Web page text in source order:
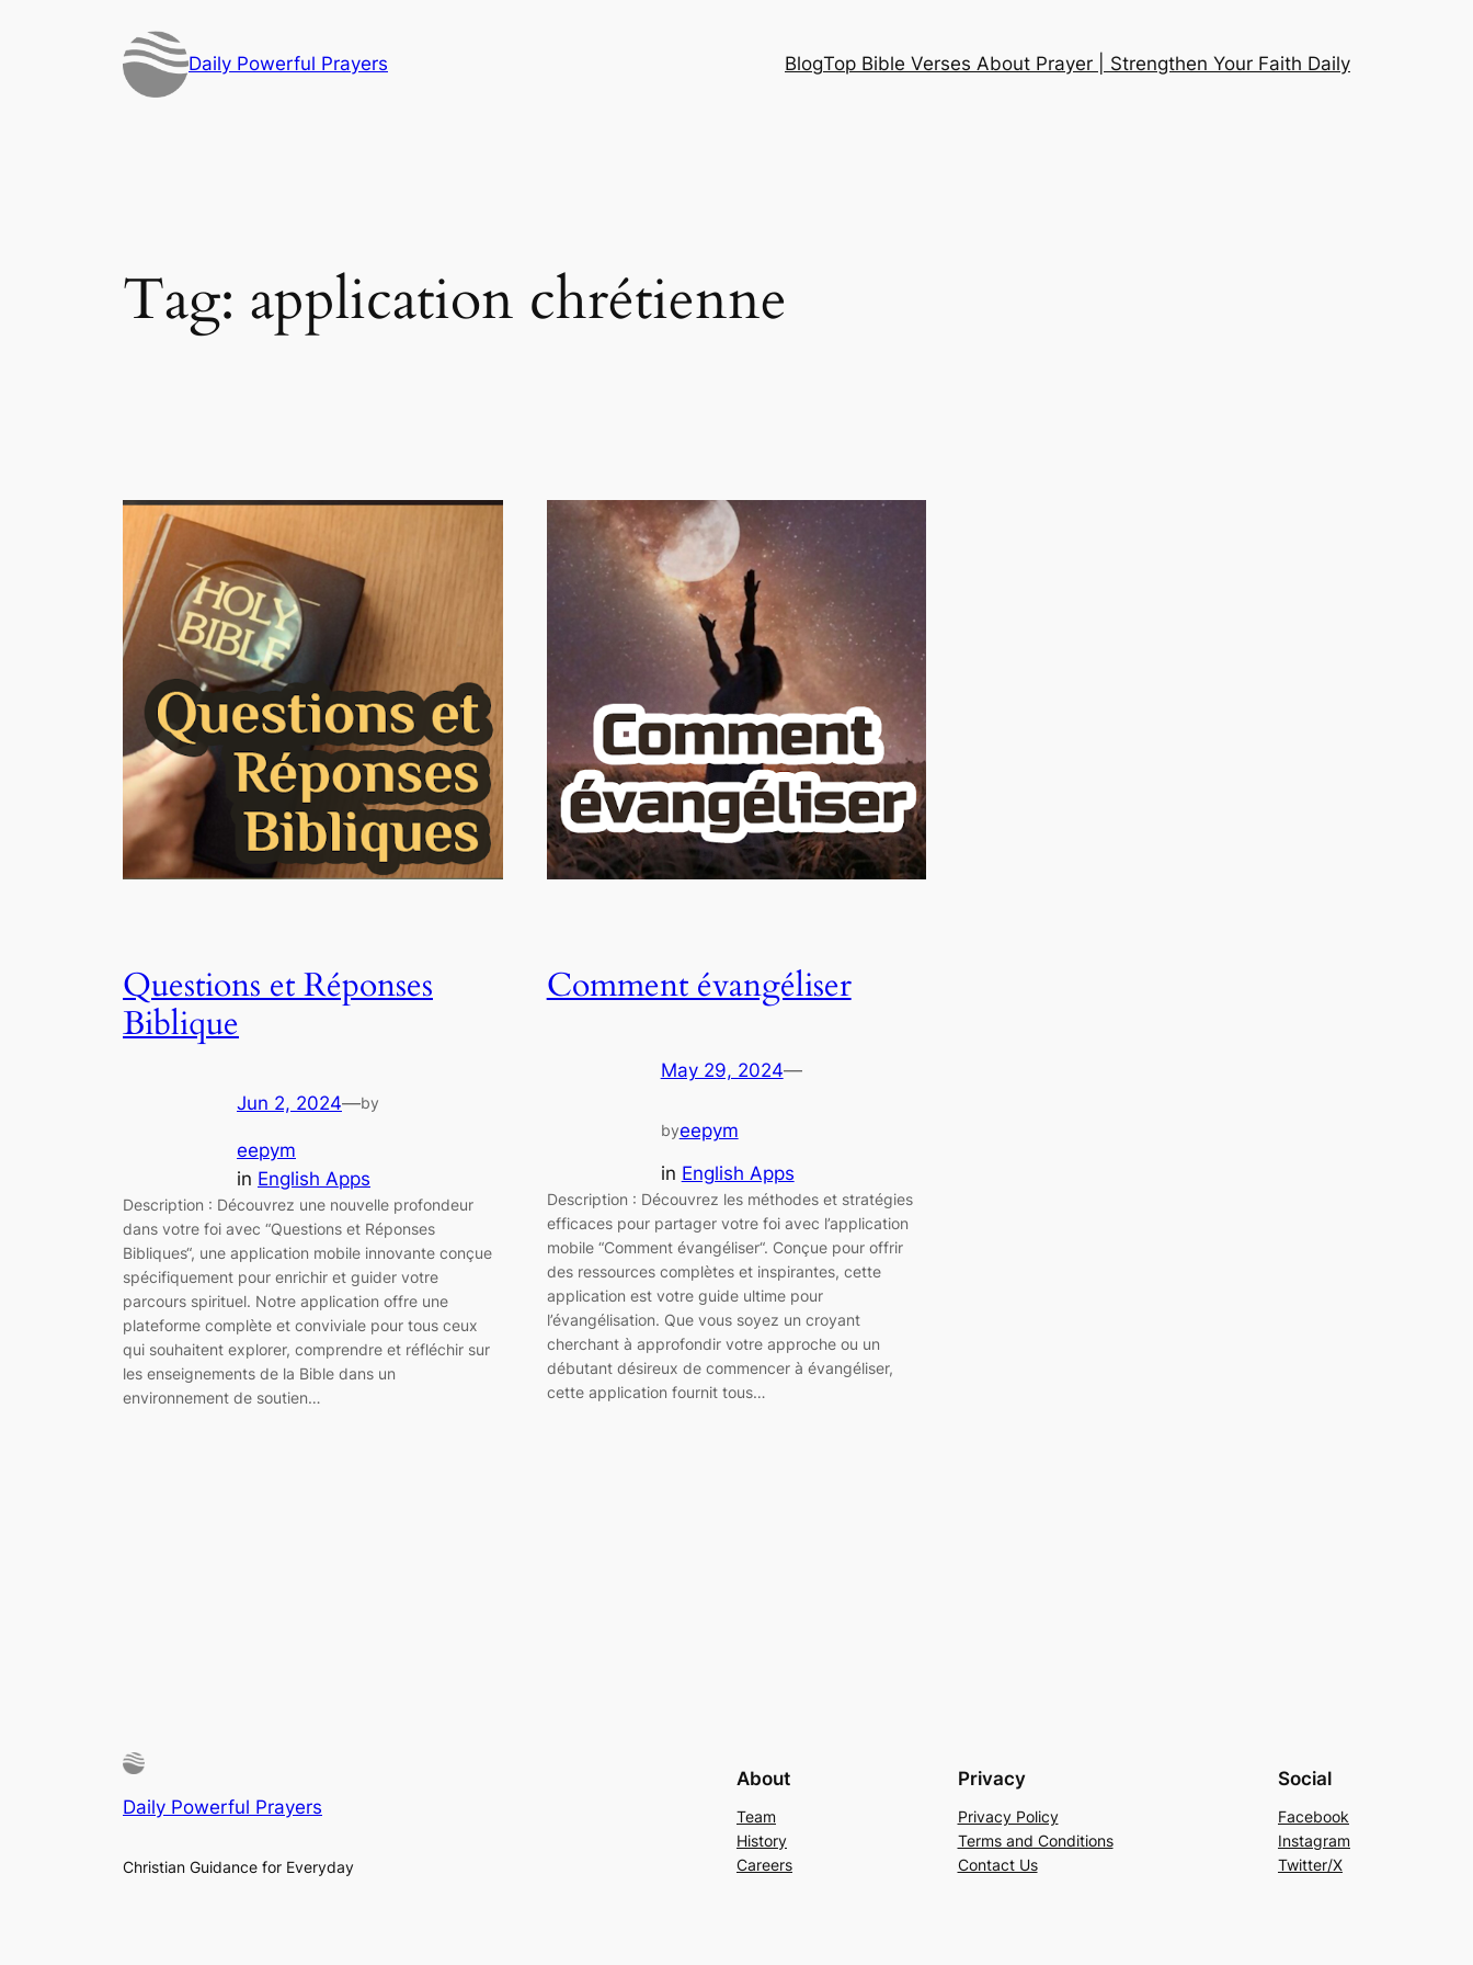
Daily Powerful Prayers BlogTop Bible Verses About Prayer | Strengthen Your Faith Daily
Tag: application chrétienne
Questions et Réponses
Biblique
Jun 2, 2024—by
eepym
in English Apps
Description : Découvrez une nouvelle profondeur
dans votre foi avec “Questions et Réponses
Bibliques“, une application mobile innovante conçue
spécifiquement pour enrichir et guider votre
parcours spirituel. Notre application offre une
plateforme complète et conviviale pour tous ceux
qui souhaitent explorer, comprendre et réfléchir sur
les enseignements de la Bible dans un
environnement de soutien…
Comment évangéliser
May 29, 2024—
byeepym
in English Apps
Description : Découvrez les méthodes et stratégies
efficaces pour partager votre foi avec l’application
mobile “Comment évangéliser“. Conçue pour offrir
des ressources complètes et inspirantes, cette
application est votre guide ultime pour
l’évangélisation. Que vous soyez un croyant
cherchant à approfondir votre approche ou un
débutant désireux de commencer à évangéliser,
cette application fournit tous…
Daily Powerful Prayers
Christian Guidance for Everyday
About
Team
History
Careers
Privacy
Privacy Policy
Terms and Conditions
Contact Us
Social
Facebook
Instagram
Twitter/X